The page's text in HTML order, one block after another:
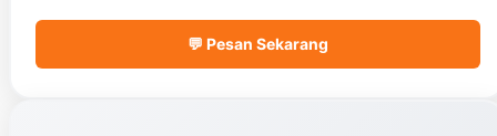
💬 Pesan Sekarang